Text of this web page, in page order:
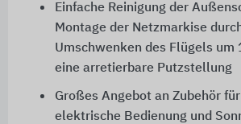
Einfache Reinigung der
Montage der Netzmarkise
Umschwenken des Flügels um
eine arretierbare Putzstellung
Großes Angebot an Zubehör
elektrische Bedienung und